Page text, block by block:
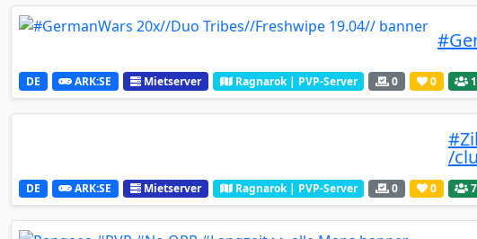
DE ARK:SE Mietserver Ragnarok | PVP-Server 0 0
/
DE ARK:SE Mietserver Ragnarok | PVP-Server 0 0